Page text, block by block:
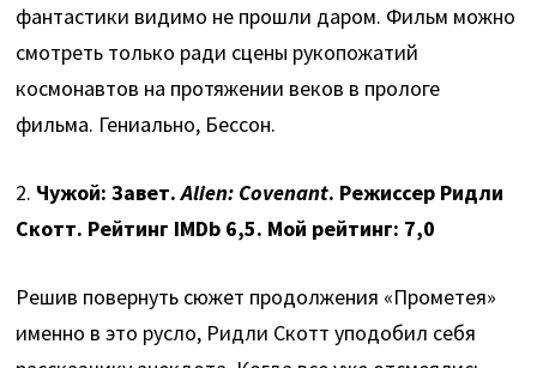
фантастики видимо не прошли даром. Фильм можно
смотреть только ради сцены рукопожатий
космонавтов на протяжении веков в прологе
фильма. Гениально, Бессон.
2. Чужой: Завет.Alien: Covenant. Режиссер Ридли
Скотт. Рейтинг IMDb 6,5. Мой рейтинг: 7,0
Решив повернуть сюжет продолжения «Прометея»
именно в это русло, Ридли Скотт уподобил себя